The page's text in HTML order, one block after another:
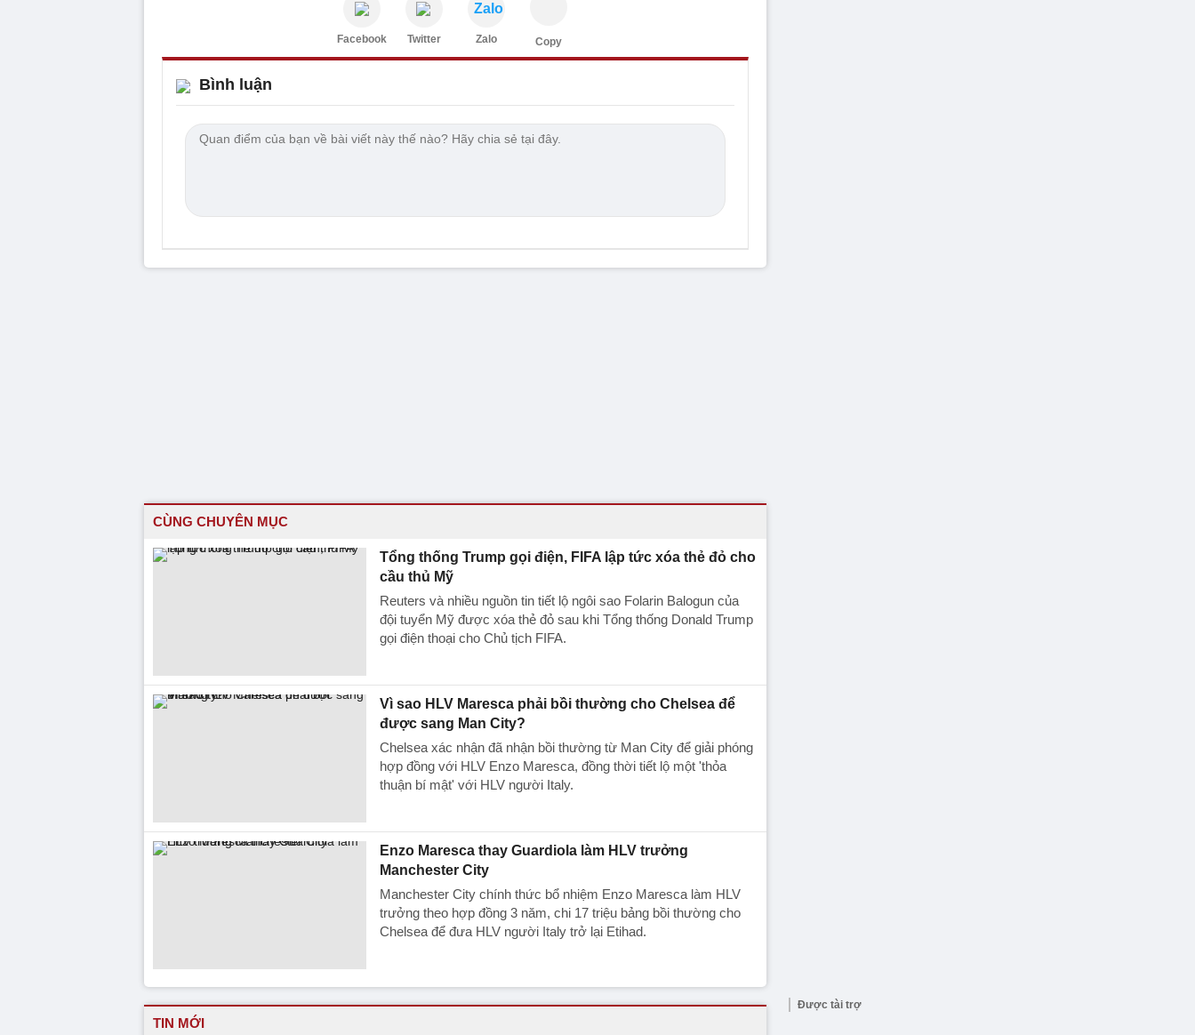
Facebook Twitter
Zalo
Zalo Copy
Bình luận
CÙNG CHUYÊN MỤC
Tổng thống Trump gọi điện, FIFA lập tức xóa thẻ đỏ cho
cầu thủ Mỹ
Reuters và nhiều nguồn tin tiết lộ ngôi sao Folarin Balogun của
đội tuyển Mỹ được xóa thẻ đỏ sau khi Tổng thống Donald Trump
gọi điện thoại cho Chủ tịch FIFA.
Vì sao HLV Maresca phải bồi thường cho Chelsea để
được sang Man City?
Chelsea xác nhận đã nhận bồi thường từ Man City để giải phóng
hợp đồng với HLV Enzo Maresca, đồng thời tiết lộ một 'thỏa
thuận bí mật' với HLV người Italy.
Enzo Maresca thay Guardiola làm HLV trưởng
Manchester City
Manchester City chính thức bổ nhiệm Enzo Maresca làm HLV
trưởng theo hợp đồng 3 năm, chi 17 triệu bảng bồi thường cho
Chelsea để đưa HLV người Italy trở lại Etihad.
TIN MỚI
Được tài trợ